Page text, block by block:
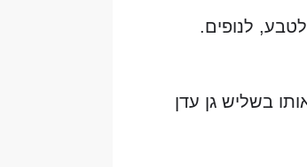
מטר. 🏔️ אני מחוברת לטבע, לנופים.
בשליש גן עדן